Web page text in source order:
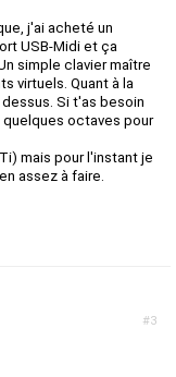
j'ai acheté un
USB-Midi et ça
simple clavier maître
virtuels. Quant à la
Si t'as besoin
octaves pour
mais pour l'instant je
assez à faire.
#3